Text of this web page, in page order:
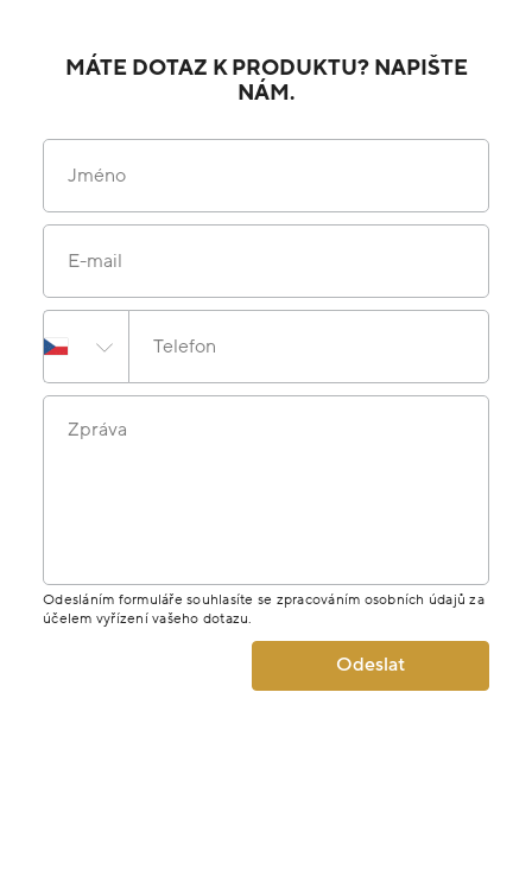
MÁTE DOTAZ K PRODUKTU? NAPIŠTE
NÁM.
Jméno
E-mail
Telefon
Zpráva
Odesláním formuláře souhlasíte se zpracováním osobních údajů za
účelem vyřízení vašeho dotazu.
Odeslat